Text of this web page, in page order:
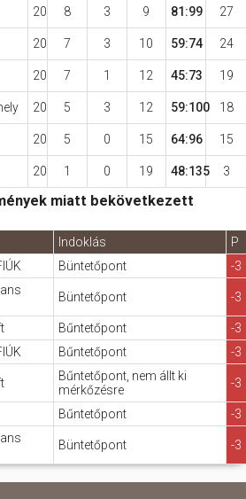
20 8 3 9 81:99 27
20 7 3 10 59:74 24
20 7 1 12 45:73 19
20 5 3 12 59:100 18
20 5 0 15 64:96 15
20 1 0 19 48:135 3
miatt bekövetkezett
Indoklás
P
Büntetőpont -3
Büntetőpont -3
Bűntetőpont
-3
Bűntetőpont -3
Bűntetőpont, nem állt ki
mérkőzésre
-3
Bűntetőpont -3
Büntetőpont -3